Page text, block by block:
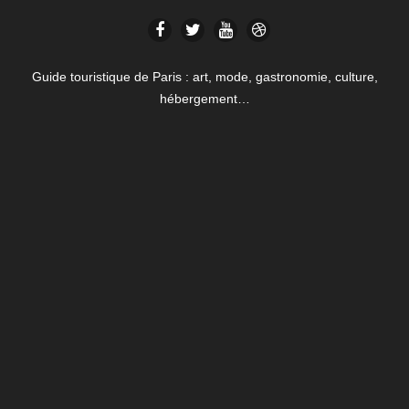
Guide touristique de Paris : art, mode, gastronomie, culture,
hébergement…